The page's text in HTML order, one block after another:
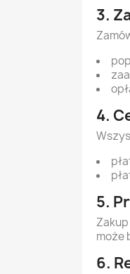
3.
4.
5.
może
6.